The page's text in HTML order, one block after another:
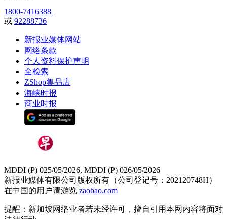
1800-7416388
或 92288736
新报业媒体网站
网络条款
个人资料保护声明
全检索
ZShop集品店
海峡时报
商业时报
MDDI (P) 025/05/2026, MDDI (P) 026/05/2026
新报业媒体有限公司版权所有（公司登记号：202120748H）
在中国的用户请游览 zaobao.com
提醒：新加坡网络业者若未经许可，擅自引用本网内容将面对